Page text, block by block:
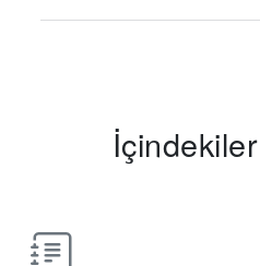
İçindekiler